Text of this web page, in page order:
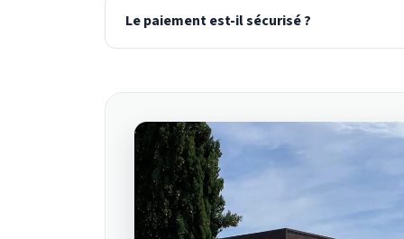
Le paiement est-il sécurisé ?